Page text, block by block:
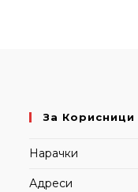
За Корисници
Нарачки
Адреси